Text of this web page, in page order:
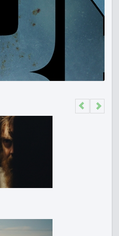
Previous
Next